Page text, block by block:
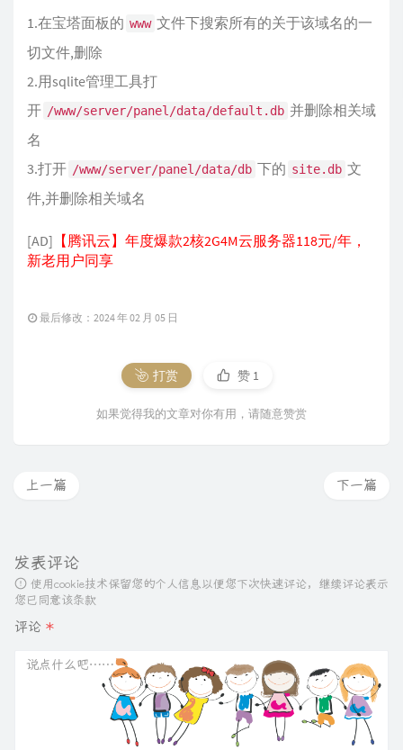
1.在宝塔面板的 www 文件下搜索所有的关于该域名的一
切文件,删除
2.用sqlite管理工具打
开 /www/server/panel/data/default.db 并删除相关域
名
3.打开 /www/server/panel/data/db 下的 site.db 文
件,并删除相关域名
[AD] 【腾讯云】年度爆款2核2G4M云服务器118元/年，
新老用户同享
最后修改：2024 年 02 月 05 日
打赏 赞 1
如果觉得我的文章对你有用，请随意赞赏
下一篇
上一篇
发表评论
使用cookie技术保留您的个人信息以便您下次快速评论，继续评论表示
您已同意该条款
评论 *